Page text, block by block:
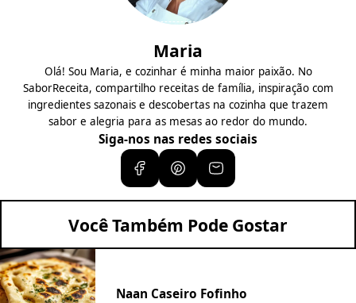
Maria
Olá! Sou Maria, e cozinhar é minha maior paixão. No
SaborReceita, compartilho receitas de família, inspiração com
ingredientes sazonais e descobertas na cozinha que trazem
sabor e alegria para as mesas ao redor do mundo.
Siga-nos nas redes sociais
Você Também Pode Gostar
Naan Caseiro Fofinho